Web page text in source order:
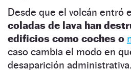
Desde que el volcán entró
coladas de lava han
edificios como coches o
caso cambia el modo en
desaparición